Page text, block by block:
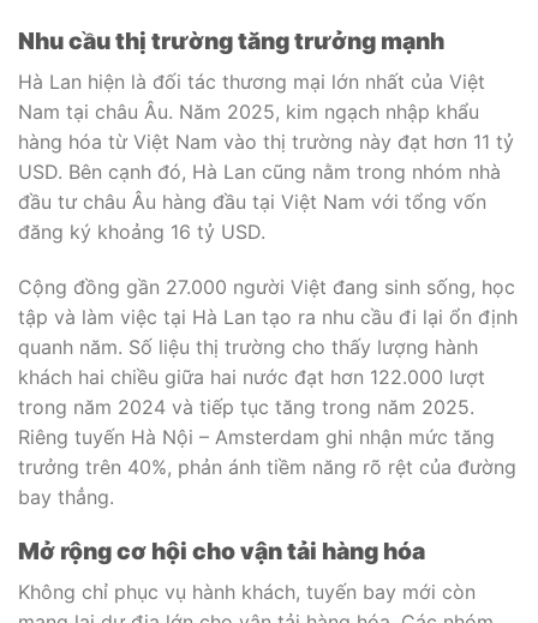
Nhu cầu thị trường tăng trưởng mạnh
Hà Lan hiện là đối tác thương mại lớn nhất của Việt
Nam tại châu Âu. Năm 2025, kim ngạch nhập khẩu
hàng hóa từ Việt Nam vào thị trường này đạt hơn 11 tỷ
USD. Bên cạnh đó, Hà Lan cũng nằm trong nhóm nhà
đầu tư châu Âu hàng đầu tại Việt Nam với tổng vốn
đăng ký khoảng 16 tỷ USD.
Cộng đồng gần 27.000 người Việt đang sinh sống, học
tập và làm việc tại Hà Lan tạo ra nhu cầu đi lại ổn định
quanh năm. Số liệu thị trường cho thấy lượng hành
khách hai chiều giữa hai nước đạt hơn 122.000 lượt
trong năm 2024 và tiếp tục tăng trong năm 2025.
Riêng tuyến Hà Nội – Amsterdam ghi nhận mức tăng
trưởng trên 40%, phản ánh tiềm năng rõ rệt của đường
bay thẳng.
Mở rộng cơ hội cho vận tải hàng hóa
Không chỉ phục vụ hành khách, tuyến bay mới còn